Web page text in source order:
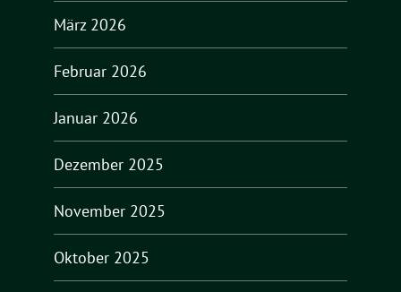
März 2026
Februar 2026
Januar 2026
Dezember 2025
November 2025
Oktober 2025